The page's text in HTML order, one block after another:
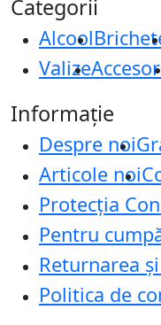
Categorii
Alcool
Valize
Informație
Despre noi
Articole noi
Protecţia
Pentru
Returnarea
Politica de